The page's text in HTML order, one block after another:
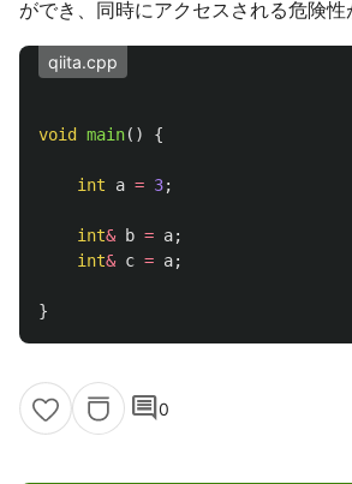
ができ、同時にアクセスされる危険性
qiita.cpp
void main() {
int a = 3;
int& b = a;
int& c = a;
}
comment0